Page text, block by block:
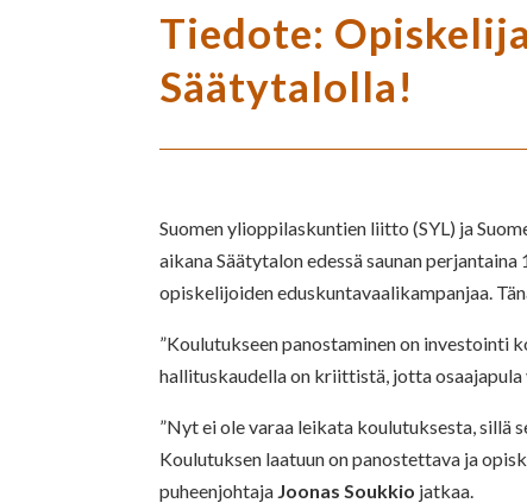
Tiedote:
Säätytalolla!
Suomen ylioppilaskuntien liitto (SYL) ja
aikana Säätytalon edessä saunan
opiskelijoiden eduskuntavaalikampanjaa.
”Koulutukseen panostaminen on investointi
hallituskaudella on kriittistä, jotta osaajapula
”Nyt ei ole varaa leikata koulutuksesta, sillä
Koulutuksen laatuun on panostettava ja
puheenjohtaja Joonas Soukkio jatkaa.